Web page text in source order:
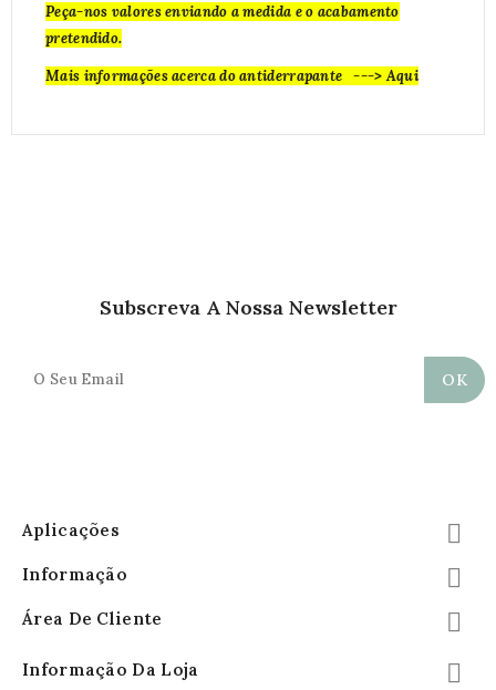
Peça-nos valores enviando a medida e o acabamento
pretendido.
Mais informações acerca doantiderrapante --->Aqui
Subscreva A Nossa Newsletter
Aplicações 
Informação 
Área De Cliente 
Informação Da Loja 